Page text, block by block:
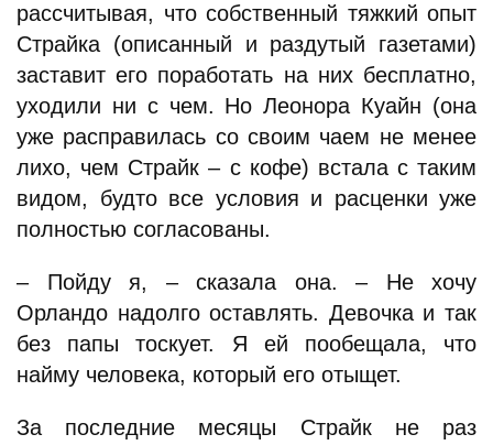
рассчитывая, что собственный тяжкий опыт
Страйка (описанный и раздутый газетами)
заставит его поработать на них бесплатно,
уходили ни с чем. Но Леонора Куайн (она
уже расправилась со своим чаем не менее
лихо, чем Страйк – с кофе) встала с таким
видом, будто все условия и расценки уже
полностью согласованы.
– Пойду я, – сказала она. – Не хочу
Орландо надолго оставлять. Девочка и так
без папы тоскует. Я ей пообещала, что
найму человека, который его отыщет.
За последние месяцы Страйк не раз